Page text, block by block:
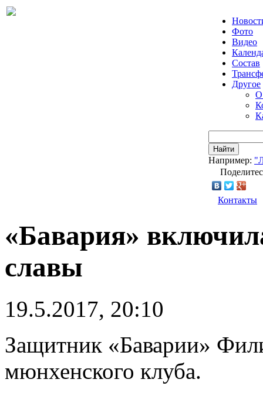
Фото
Видео
Состав
Другое
О
Найти
Например:
Контакты
«Бавария»
славы
19.5.2017, 20:10
Защитник «Баварии»
мюнхенского клуба.